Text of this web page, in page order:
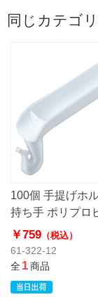
同じカテゴ
100個 手提げホ
持ち手 ポリプロ
ワイト
￥759 （税込）
61-322-12
全1商品